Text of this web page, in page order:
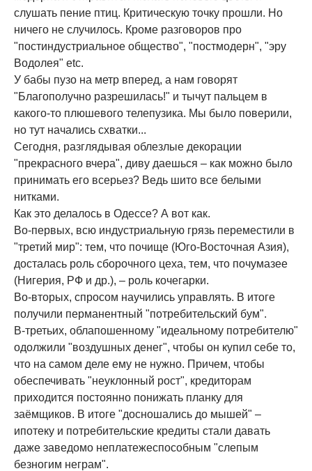
слушать пение птиц. Критическую точку прошли. Но
ничего не случилось. Кроме разговоров про
"постиндустриальное общество", "постмодерн", "эру
Водолея" etc.
У бабы пузо на метр вперед, а нам говорят
"Благополучно разрешилась!" и тычут пальцем в
какого-то плюшевого телепузика. Мы было поверили,
но тут начались схватки...
Сегодня, разглядывая облезлые декорации
"прекрасного вчера", диву даешься – как можно было
принимать его всерьез? Ведь шито все белыми
нитками.
Как это делалось в Одессе? А вот как.
Во-первых, всю индустриальную грязь переместили в
"третий мир": тем, что почище (Юго-Восточная Азия),
досталась роль сборочного цеха, тем, что почумазее
(Нигерия, РФ и др.), – роль кочегарки.
Во-вторых, спросом научились управлять. В итоге
получили перманентный "потребительский бум".
В-третьих, облапошенному "идеальному потребителю"
одолжили "воздушных денег", чтобы он купил себе то,
что на самом деле ему не нужно. Причем, чтобы
обеспечивать "неуклонный рост", кредиторам
приходится постоянно понижать планку для
заёмщиков. В итоге "досношались до мышей" –
ипотеку и потребительские кредиты стали давать
даже заведомо неплатежеспособным "слепым
безногим неграм".